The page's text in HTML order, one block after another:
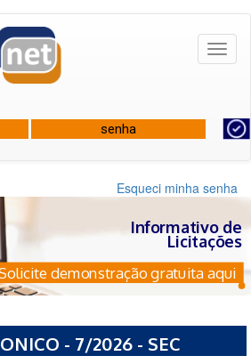
Esqueci minha senha
Informativo de
Licitações
demonstração gratuita aqui
- 7/2026 - SEC